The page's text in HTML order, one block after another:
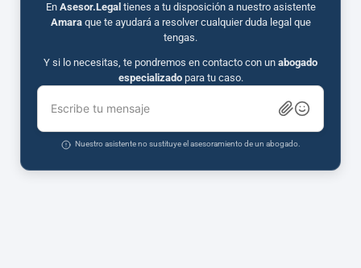
En Asesor.Legal tienes a tu disposición a nuestro asistente
Amaraque te ayudará a resolver cualquier duda legal que
tengas.
Y si lo necesitas, te pondremos en contacto con un abogado
especializadopara tu caso.
Escribe tu mensaje
Nuestro asistente no sustituye el asesoramiento de un abogado.